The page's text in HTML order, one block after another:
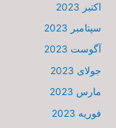
اکتبر 2023
سپتامبر 2023
آگوست 2023
جولای 2023
مارس 2023
فوریه 2023